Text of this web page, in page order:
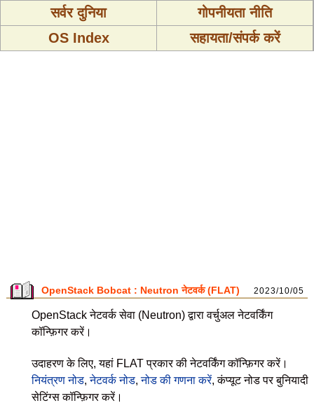
सर्वर दुनिया
गोपनीयता नीति
OS Index
सहायता/संपर्क करें
OpenStack Bobcat : Neutron नेटवर्क (FLAT) 2023/10/05
OpenStack नेटवर्क सेवा (Neutron) द्वारा वर्चुअल नेटवर्किंग
कॉन्फ़िगर करें।
उदाहरण के लिए, यहां FLAT प्रकार की नेटवर्किंग कॉन्फ़िगर करें।
नियंत्रण नोड,नेटवर्क नोड,नोड की गणना करें, कंप्यूट नोड पर बुनियादी
सेटिंग्स कॉन्फ़िगर करें।